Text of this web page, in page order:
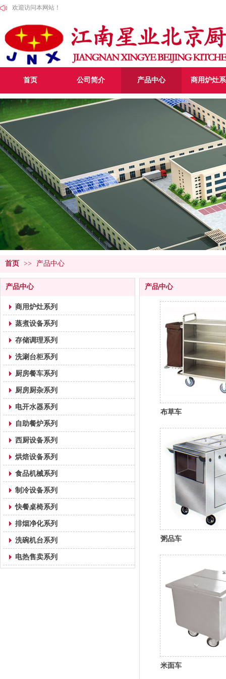
欢迎访问本网站！
首页 公司简介 产品中心 商用炉灶
首页 >> 产品中心
产品中心
商用炉灶系列
蒸煮设备系列
存储调理系列
洗涮台柜系列
厨房餐车系列
厨房厨杂系列
电开水器系列
自助餐炉系列
西厨设备系列
烘焙设备系列
食品机械系列
制冷设备系列
快餐桌椅系列
排烟净化系列
洗碗机台系列
电热售卖系列
产品中心
布草车
粥品车
米面车